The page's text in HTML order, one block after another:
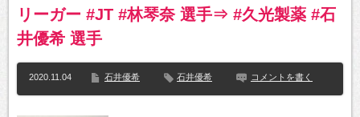
リーガー #JT #林琴奈 選手⇒ #久光製薬 #石
井優希 選手
2020.11.04 石井優希 石井優希 コメントを書く